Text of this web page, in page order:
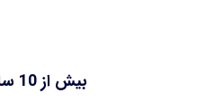
بیش از 10 سال سابقه